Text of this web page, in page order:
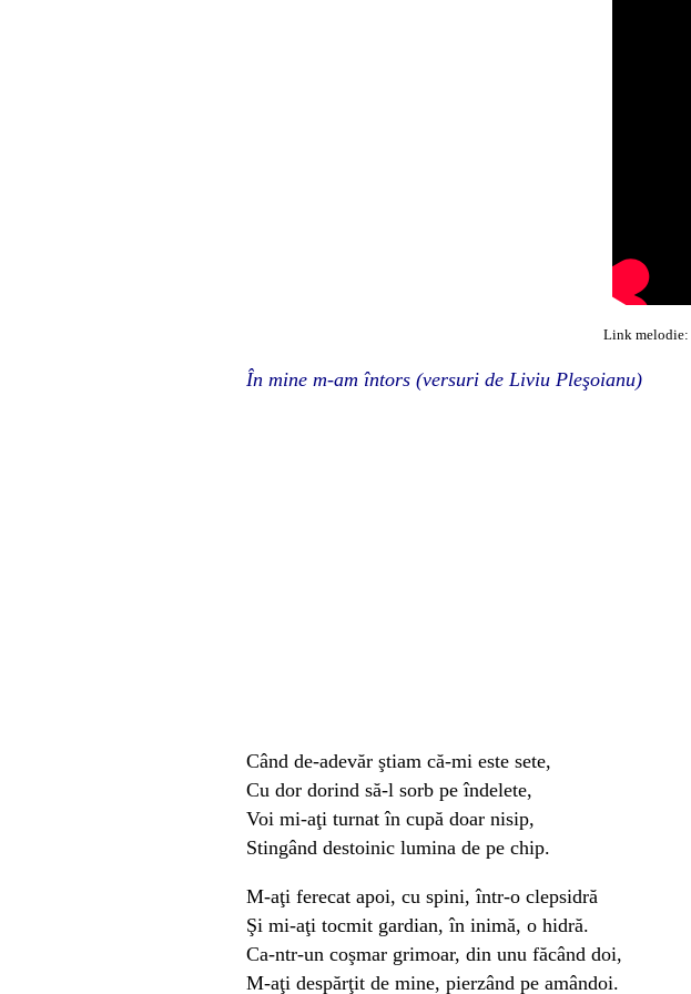
Link melodie:
În mine m-am întors (versuri de Liviu Pleşoianu)
Când de-adevăr ştiam că-mi este sete,
Cu dor dorind să-l sorb pe îndelete,
Voi mi-aţi turnat în cupă doar nisip,
Stingând destoinic lumina de pe chip.
M-aţi ferecat apoi, cu spini, într-o clepsidră
Şi mi-aţi tocmit gardian, în inimă, o hidră.
Ca-ntr-un coşmar grimoar, din unu făcând doi,
M-aţi despărţit de mine, pierzând pe amândoi.